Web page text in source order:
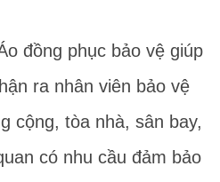
đồng phục bảo vệ giúp
ra nhân viên bảo vệ
cộng, tòa nhà, sân bay,
có nhu cầu đảm bảo